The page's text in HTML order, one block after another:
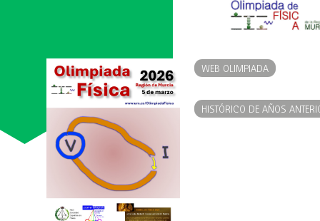
WEB OLIMPIADA
HISTÓRICO DE AÑOS